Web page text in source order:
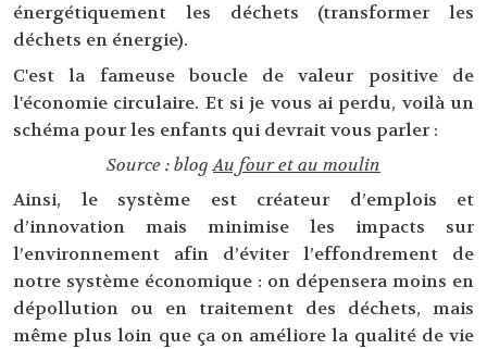
énergétiquement les déchets (transformer les
déchets en énergie).
C'est la fameuse boucle de valeur positive de
l'économie circulaire. Et si je vous ai perdu, voilà un
schéma pour les enfants qui devrait vous parler :
Source : blogAu four et au moulin
Ainsi, le système est créateur d’emplois et
d’innovation mais minimise les impacts sur
l’environnement afin d’éviter l’effondrement de
notre système économique : on dépensera moins en
dépollution ou en traitement des déchets, mais
même plus loin que ça on améliore la qualité de vie